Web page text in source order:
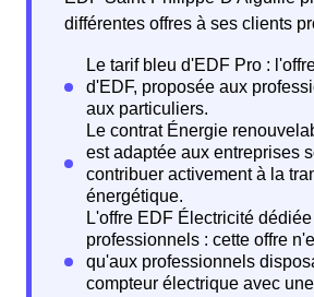
différentes offres à ses clients